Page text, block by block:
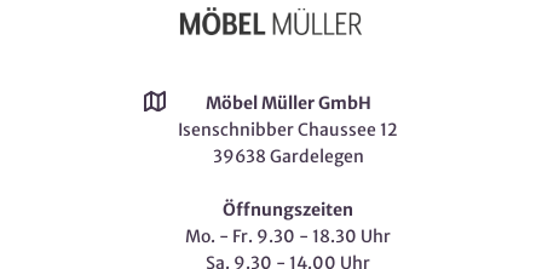
Möbel Müller GmbH
Isenschnibber Chaussee 12
39638 Gardelegen
Öffnungszeiten
Mo. - Fr. 9.30 - 18.30 Uhr
Sa. 9.30 - 14.00 Uhr